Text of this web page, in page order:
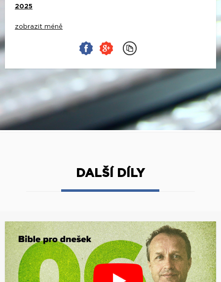
2025
zobrazit méně
DALŠÍ DÍLY